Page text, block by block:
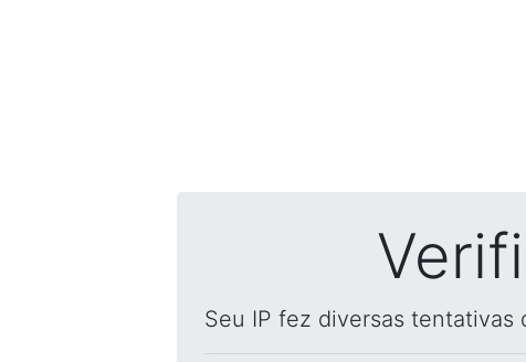
Seu IP fez diversas tentativas